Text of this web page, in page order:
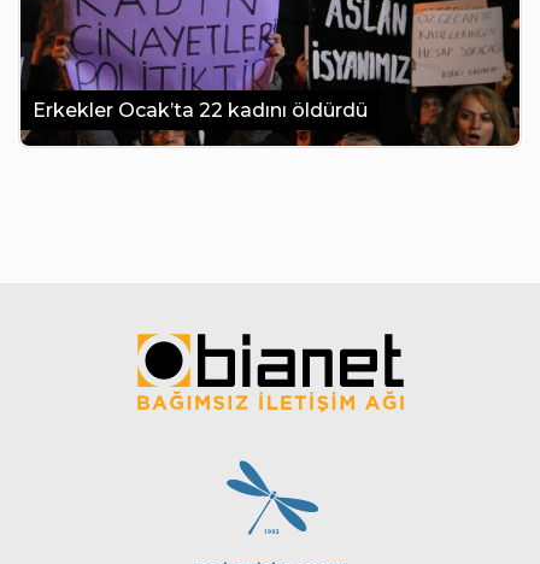
Erkekler Ocak’ta 22 kadını öldürdü